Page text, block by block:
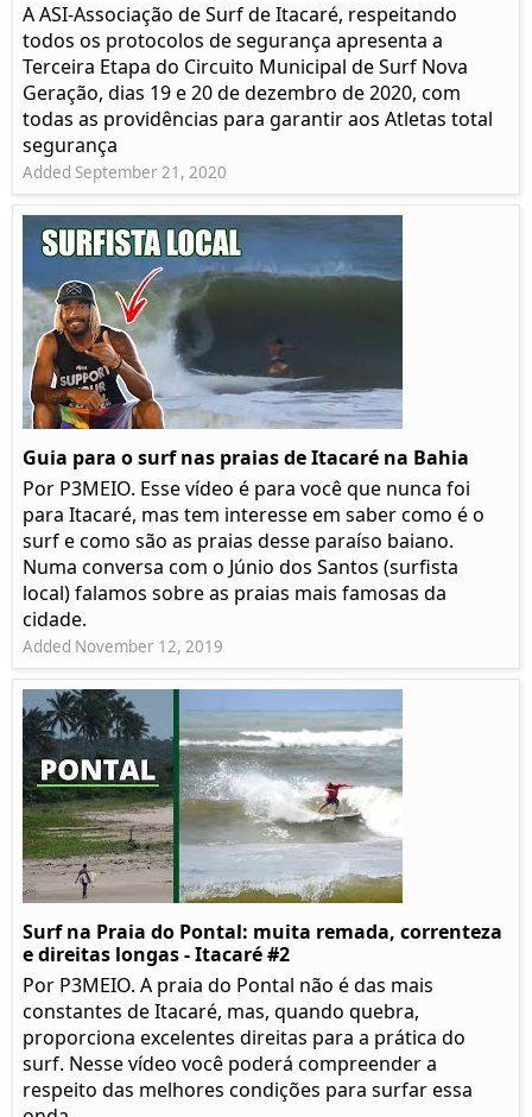
A ASI-Associação de Surf de Itacaré, respeitando
todos os protocolos de segurança apresenta a
Terceira Etapa do Circuito Municipal de Surf Nova
Geração, dias 19 e 20 de dezembro de 2020, com
todas as providências para garantir aos Atletas total
segurança
Added September 21, 2020
Guia para o surf nas praias de Itacaré na Bahia
Por P3MEIO. Esse vídeo é para você que nunca foi
para Itacaré, mas tem interesse em saber como é o
surf e como são as praias desse paraíso baiano.
Numa conversa com o Júnio dos Santos (surfista
local) falamos sobre as praias mais famosas da
cidade.
Added November 12, 2019
Surf na Praia do Pontal: muita remada, correnteza
e direitas longas - Itacaré #2
Por P3MEIO. A praia do Pontal não é das mais
constantes de Itacaré, mas, quando quebra,
proporciona excelentes direitas para a prática do
surf. Nesse vídeo você poderá compreender a
respeito das melhores condições para surfar essa